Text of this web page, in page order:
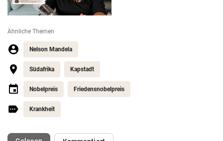
Ähnliche Themen
Nelson Mandela
Südafrika Kapstadt
Nobelpreis Friedensnobelpreis
Krankheit